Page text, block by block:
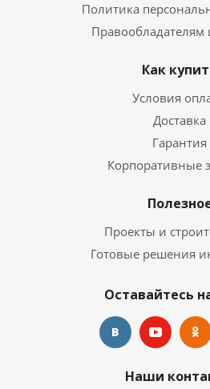
Политика
Правообладателям
Как
Условия
Доставка
Гарантия
Корпоративные
Проекты и
Готовые решения
Оставайтесь
Наши